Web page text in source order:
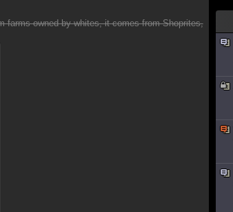
farms owned by whites, it comes from Shoprites,